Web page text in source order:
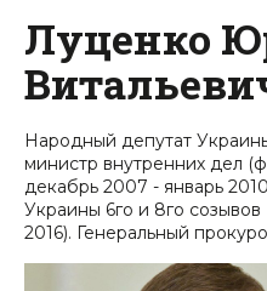
Луценко
Народный депутат
министр внутренних дел
декабрь 2007 - январь
Украины 6го и 8го
2016). Генеральный